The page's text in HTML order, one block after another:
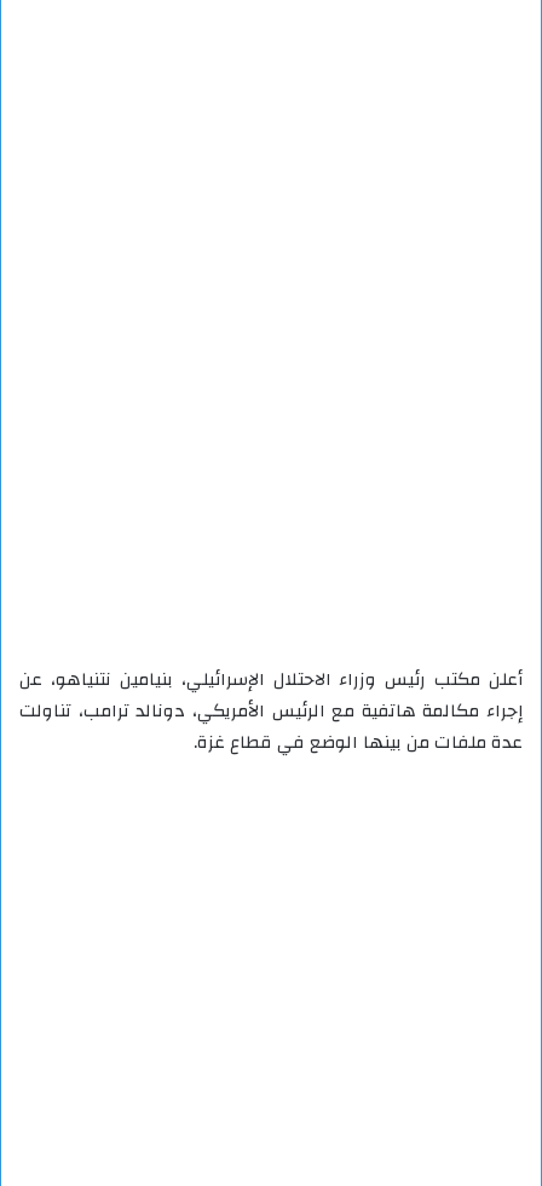
أعلن مكتب رئيس وزراء الاحتلال الإسرائيلي، بنيامين نتنياهو، عن
إجراء مكالمة هاتفية مع الرئيس الأمريكي، دونالد ترامب، تناولت
عدة ملفات من بينها الوضع في قطاع غزة.